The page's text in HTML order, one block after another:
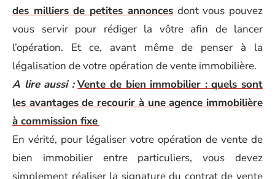
des milliers de petites annoncesdont vous pouvez
vous servir pour rédiger la vôtre afin de lancer
l’opération. Et ce, avant même de penser à la
légalisation de votre opération de vente immobilière.
A lire aussi : Vente de bien immobilier : quels sont
les avantages de recourir à une agence immobilière
à commission fixe
En vérité, pour légaliser votre opération de vente de
bien immobilier entre particuliers, vous devez